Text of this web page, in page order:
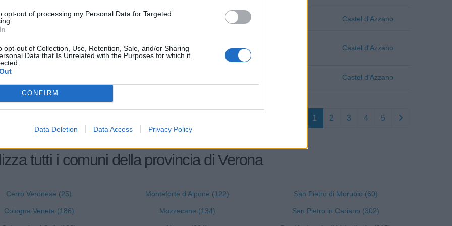
opt-out of processing my Personal Data for Targeted
opt-out of Collection, Use, Retention, Sale, and/or Sharing
Data that Is Unrelated with the Purposes for which it
CONFIRM
Data Deletion Data Access Privacy Policy
SRL 2-5 milioni Castel d'Azzano
DI BONFA' ALESSIO &
non pervenuto Castel d'Azzano
Castel d'Azzano
1 2 3 4 5
tutti i comuni della provincia di Verona
Cerro Veronese (25)
Cologna Veneta (186)
Monteforte d'Alpone (122)
Mozzecane (134)
San Pietro di Morubio (60)
San Pietro in Cariano (302)